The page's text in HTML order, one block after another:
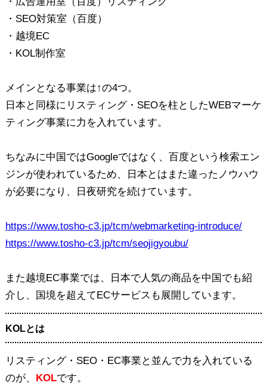
・SEO対策室（百度）
・越境EC
・KOL制作室
メインとなる事業は↑の4つ。
日本と同様にリスティング・SEOを柱としたWEBマーケ
ティング事業に力を入れています。
ちなみに中国ではGoogleではなく、百度という検索エン
ジンが使われているため、日本とはまた違ったノウハウ
が必要になり、日夜研究を続けています。
https://www.tosho-c3.jp/tcm/webmarketing-introduce/
https://www.tosho-c3.jp/tcm/seojigyoubu/
また越境EC事業では、日本で人気の商品を中国でも紹
介し、国境を超えてECサービスも展開しています。
KOLとは
リスティング・SEO・EC事業と並んで力を入れている
のが、
KOLです。